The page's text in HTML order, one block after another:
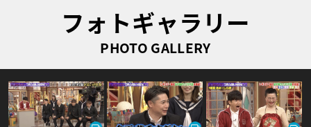
フォトギャラリー
PHOTO GALLERY